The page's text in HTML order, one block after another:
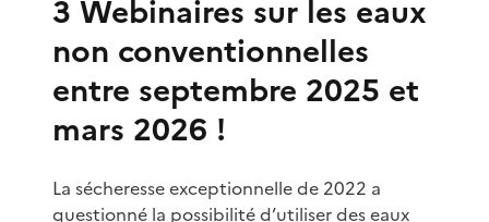
3 Webinaires sur les eaux
non conventionnelles
entre septembre 2025 et
mars 2026 !
La sécheresse exceptionnelle de 2022 a
questionné la possibilité d’utiliser des eaux